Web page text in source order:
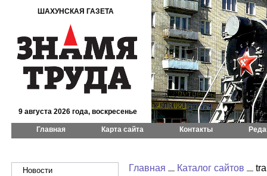
ШАХУНСКАЯ ГАЗЕТА
9 августа 2026 года, воскресенье
Главная Карта сайта Контакты
Новости
Главная Каталог сайтов